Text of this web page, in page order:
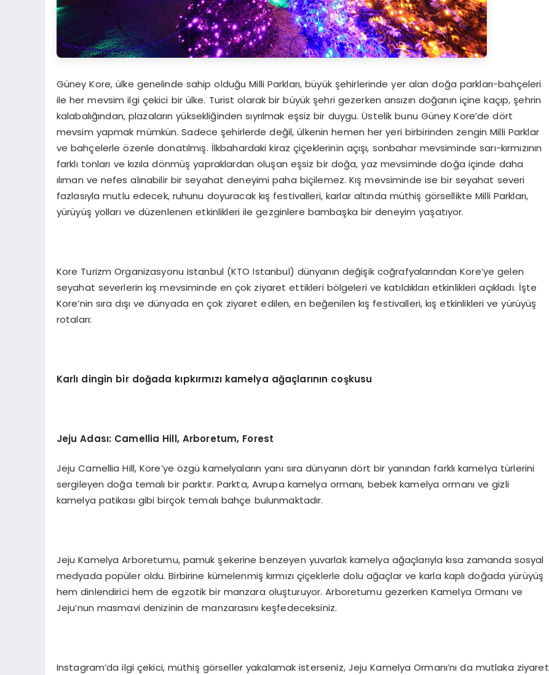
Güney Kore, ülke genelinde sahip olduğu Milli Parkları, büyük şehirlerinde yer alan doğa parkları-bahçeleri
ile her mevsim ilgi çekici bir ülke. Turist olarak bir büyük şehri gezerken ansızın doğanın içine kaçıp, şehrin
kalabalığından, plazaların yüksekliğinden sıyrılmak eşsiz bir duygu. Üstelik bunu Güney Kore’de dört
mevsim yapmak mümkün. Sadece şehirlerde değil, ülkenin hemen her yeri birbirinden zengin Milli Parklar
ve bahçelerle özenle donatılmış. İlkbahardaki kiraz çiçeklerinin açışı, sonbahar mevsiminde sarı-kırmızının
farklı tonları ve kızıla dönmüş yapraklardan oluşan eşsiz bir doğa, yaz mevsiminde doğa içinde daha
ılıman ve nefes alınabilir bir seyahat deneyimi paha biçilemez. Kış mevsiminde ise bir seyahat severi
fazlasıyla mutlu edecek, ruhunu doyuracak kış festivalleri, karlar altında müthiş görsellikte Milli Parkları,
yürüyüş yolları ve düzenlenen etkinlikleri ile gezginlere bambaşka bir deneyim yaşatıyor.
Kore Turizm Organizasyonu Istanbul (KTO Istanbul) dünyanın değişik coğrafyalarından Kore’ye gelen
seyahat severlerin kış mevsiminde en çok ziyaret ettikleri bölgeleri ve katıldıkları etkinlikleri açıkladı. İşte
Kore’nin sıra dışı ve dünyada en çok ziyaret edilen, en beğenilen kış festivalleri, kış etkinlikleri ve yürüyüş
rotaları:
Karlı dingin bir doğada kıpkırmızı kamelya ağaçlarının coşkusu
Jeju Adası: Camellia Hill, Arboretum, Forest
Jeju Camellia Hill, Kore’ye özgü kamelyaların yanı sıra dünyanın dört bir yanından farklı kamelya türlerini
sergileyen doğa temalı bir parktır. Parkta, Avrupa kamelya ormanı, bebek kamelya ormanı ve gizli
kamelya patikası gibi birçok temalı bahçe bulunmaktadır.
Jeju Kamelya Arboretumu, pamuk şekerine benzeyen yuvarlak kamelya ağaçlarıyla kısa zamanda sosyal
medyada popüler oldu. Birbirine kümelenmiş kırmızı çiçeklerle dolu ağaçlar ve karla kaplı doğada yürüyüş
hem dinlendirici hem de egzotik bir manzara oluşturuyor. Arboretumu gezerken Kamelya Ormanı ve
Jeju’nun masmavi denizinin de manzarasını keşfedeceksiniz.
Instagram’da ilgi çekici, müthiş görseller yakalamak isterseniz, Jeju Kamelya Ormanı’nı da mutlaka ziyaret